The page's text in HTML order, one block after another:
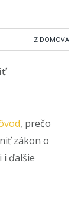
Z DOMOVA
, prečo
zákon o
i ďalšie